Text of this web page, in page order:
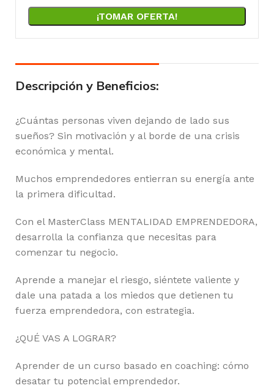
¡TOMAR OFERTA!
Descripción y Beneficios:
¿Cuántas personas viven dejando de lado sus
sueños? Sin motivación y al borde de una crisis
económica y mental.
Muchos emprendedores entierran su energía ante
la primera dificultad.
Con el MasterClass MENTALIDAD EMPRENDEDORA,
desarrolla la confianza que necesitas para
comenzar tu negocio.
Aprende a manejar el riesgo, siéntete valiente y
dale una patada a los miedos que detienen tu
fuerza emprendedora, con estrategia.
¿QUÉ VAS A LOGRAR?
Aprender de un curso basado en coaching: cómo
desatar tu potencial emprendedor.